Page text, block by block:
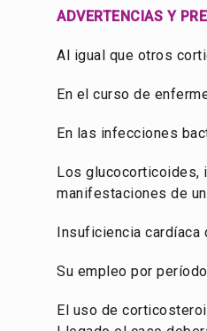
ADVERTENCIAS Y
Al igual que otros
En el curso de
En las infecciones
Los glucocorticoides,
manifestaciones de
Insuficiencia cardíaca
Su empleo por
El uso de